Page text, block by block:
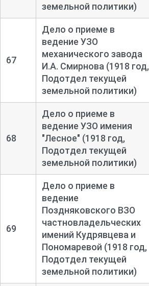
земельной политики)
67
Дело о приеме в
ведение УЗО
механического завода
И.А. Смирнова (1918 год,
Подотдел текущей
земельной политики)
68
Дело о приеме в
ведение УЗО имения
"Лесное" (1918 год,
Подотдел текущей
земельной политики)
69
Дело о приеме в
ведение
Поздняковского ВЗО
частновладельческих
имений Кудрявцева и
Пономаревой (1918 год,
Подотдел текущей
земельной политики)